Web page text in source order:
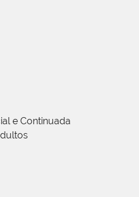
e Continuada